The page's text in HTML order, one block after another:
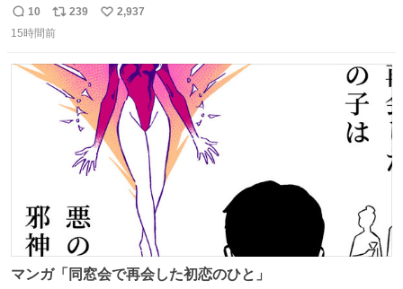
じめると、アイツが海から上がって来るぞ。」って。
返
信
10
リ
ポ
ト
数
239
い
数
2,937
15時間前
マンガ「同窓会で再会した初恋のひと」